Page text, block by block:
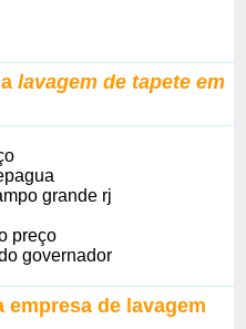
alavagem de tapete em
grande rj
preço
governador
empresa de lavagem